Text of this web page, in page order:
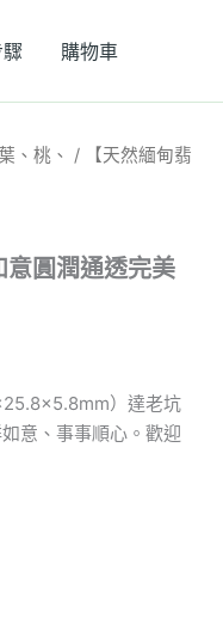
購物車
、桃、
/ 【天然緬甸翡
意圓潤通透完美
）達老坑
意、事事順心。歡迎